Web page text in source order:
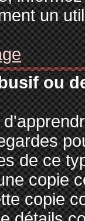
un
ou
de ce
copie
copie